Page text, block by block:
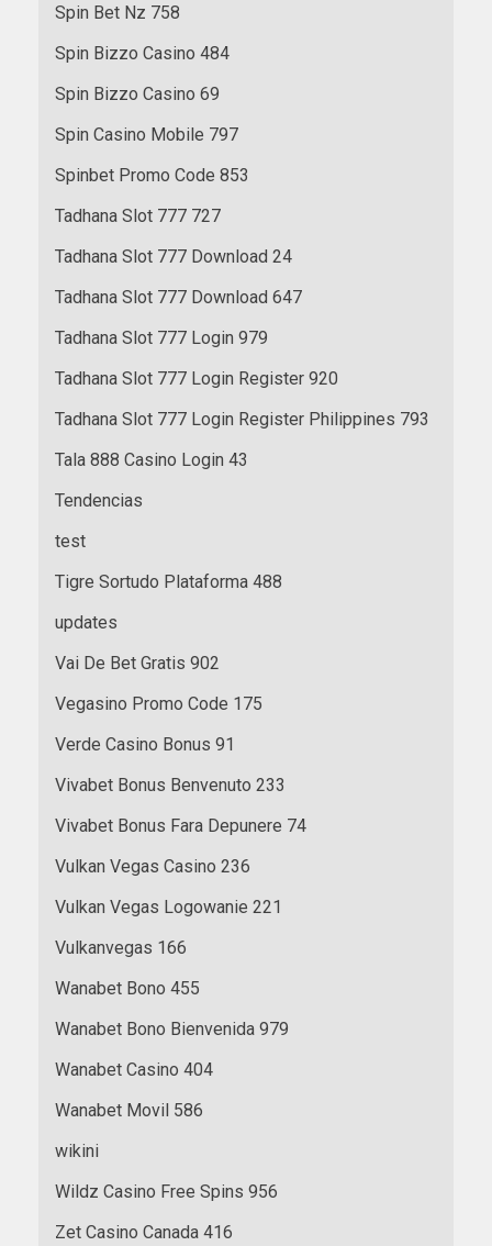
Spin Bet Nz 758
Spin Bizzo Casino 484
Spin Bizzo Casino 69
Spin Casino Mobile 797
Spinbet Promo Code 853
Tadhana Slot 777 727
Tadhana Slot 777 Download 24
Tadhana Slot 777 Download 647
Tadhana Slot 777 Login 979
Tadhana Slot 777 Login Register 920
Tadhana Slot 777 Login Register Philippines 793
Tala 888 Casino Login 43
Tendencias
test
Tigre Sortudo Plataforma 488
updates
Vai De Bet Gratis 902
Vegasino Promo Code 175
Verde Casino Bonus 91
Vivabet Bonus Benvenuto 233
Vivabet Bonus Fara Depunere 74
Vulkan Vegas Casino 236
Vulkan Vegas Logowanie 221
Vulkanvegas 166
Wanabet Bono 455
Wanabet Bono Bienvenida 979
Wanabet Casino 404
Wanabet Movil 586
wikini
Wildz Casino Free Spins 956
Zet Casino Canada 416